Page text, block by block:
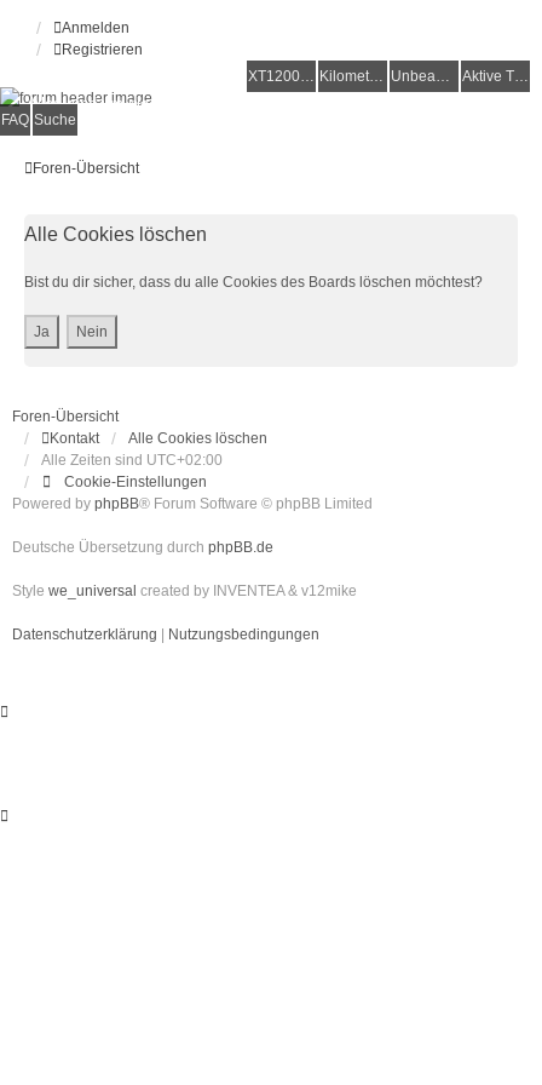
Anmelden
Registrieren
XT1200Z-Wiki
Kilometerstatistik Unbeantwortete Themen Aktive Themen
Alles rund um die Yamaha XT1200Z Super Ténéré
FAQ Suche
Foren-Übersicht
Alle Cookies löschen
Bist du dir sicher, dass du alle Cookies des Boards löschen möchtest?
Foren-Übersicht
Kontakt
Alle Cookies löschen
Alle Zeiten sind UTC+02:00
Cookie-Einstellungen
Powered by phpBB® Forum Software © phpBB Limited
Deutsche Übersetzung durch phpBB.de
Style we_universal created by INVENTEA & v12mike
Datenschutzerklärung Nutzungsbedingungen